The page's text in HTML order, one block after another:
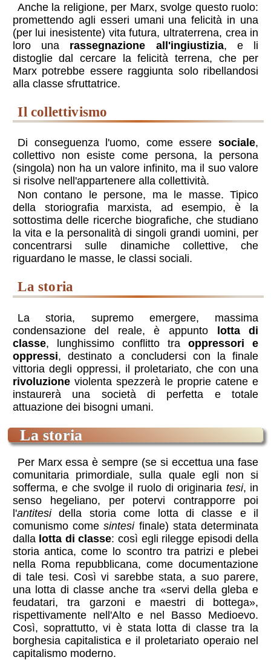
Anche la religione, per Marx, svolge questo ruolo:
promettendo agli esseri umani una felicità in una
(per lui inesistente) vita futura, ultraterrena, crea in
loro una rassegnazione all'ingiustizia, e li
distoglie dal cercare la felicità terrena, che per
Marx potrebbe essere raggiunta solo ribellandosi
alla classe sfruttatrice.
il collettivismo
Di conseguenza l'uomo, come esseresociale,
collettivo non esiste come persona, la persona
(singola) non ha un valore infinito, ma il suo valore
si risolve nell'appartenere alla collettività.
Non contano le persone, ma le masse. Tipico
della storiografia marxista, ad esempio, è la
sottostima delle ricerche biografiche, che studiano
la vita e la personalità di singoli grandi uomini, per
concentrarsi sulle dinamiche collettive, che
riguardano le masse, le classi sociali.
la storia
La storia, supremo emergere, massima
condensazione del reale, è appunto lotta di
classe, lunghissimo conflitto traoppressori e
oppressi, destinato a concludersi con la finale
vittoria degli oppressi, il proletariato, che con una
rivoluzioneviolenta spezzerà le proprie catene e
instaurerà una società di perfetta e totale
attuazione dei bisogni umani.
la storia
Per Marx essa è sempre (se si eccettua una fase
comunitaria primordiale, sulla quale egli non si
sofferma, e che svolge il ruolo di originaria tesi, in
senso hegeliano, per potervi contrapporre poi
l'antitesidella storia come lotta di classe e il
comunismo comesintesifinale) stata determinata
dalla lotta di classe: così egli rilegge episodi della
storia antica, come lo scontro tra patrizi e plebei
nella Roma repubblicana, come documentazione
di tale tesi. Così vi sarebbe stata, a suo parere,
una lotta di classe anche tra «servi della gleba e
feudatari, tra garzoni e maestri di bottega»,
rispettivamente nell'Alto e nel Basso Medioevo.
Così, soprattutto, vi è stata lotta di classe tra la
borghesia capitalistica e il proletariato operaio nel
capitalismo moderno.